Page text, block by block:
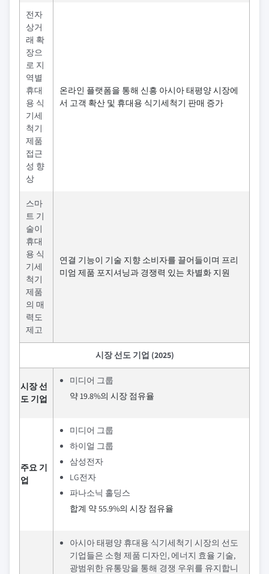
전자
상거
래 확
장으
로 지
역별
휴대
용 식
기세
척기
제품
접근
성 향
상
온라인 플랫폼을 통해 신흥 아시아 태평양 시장에
서 고객 확산 및 휴대용 식기세척기 판매 증가
스마
트 기
술이
휴대
용 식
기세
척기
제품
의 매
력도
제고
연결 기능이 기술 지향 소비자를 끌어들이며 프리
미엄 제품 포지셔닝과 경쟁력 있는 차별화 지원
시장 선도 기업 (2025)
시장 선
도 기업
미디어 그룹
약 19.8%의 시장 점유율
주요 기
업
미디어 그룹
하이얼 그룹
삼성전자
LG전자
파나소닉 홀딩스
합계 약 55.9%의 시장 점유율
아시아 태평양 휴대용 식기세척기 시장의 선도
기업들은 소형 제품 디자인, 에너지 효율 기술,
광범위한 유통망을 통해 경쟁 우위를 유지합니